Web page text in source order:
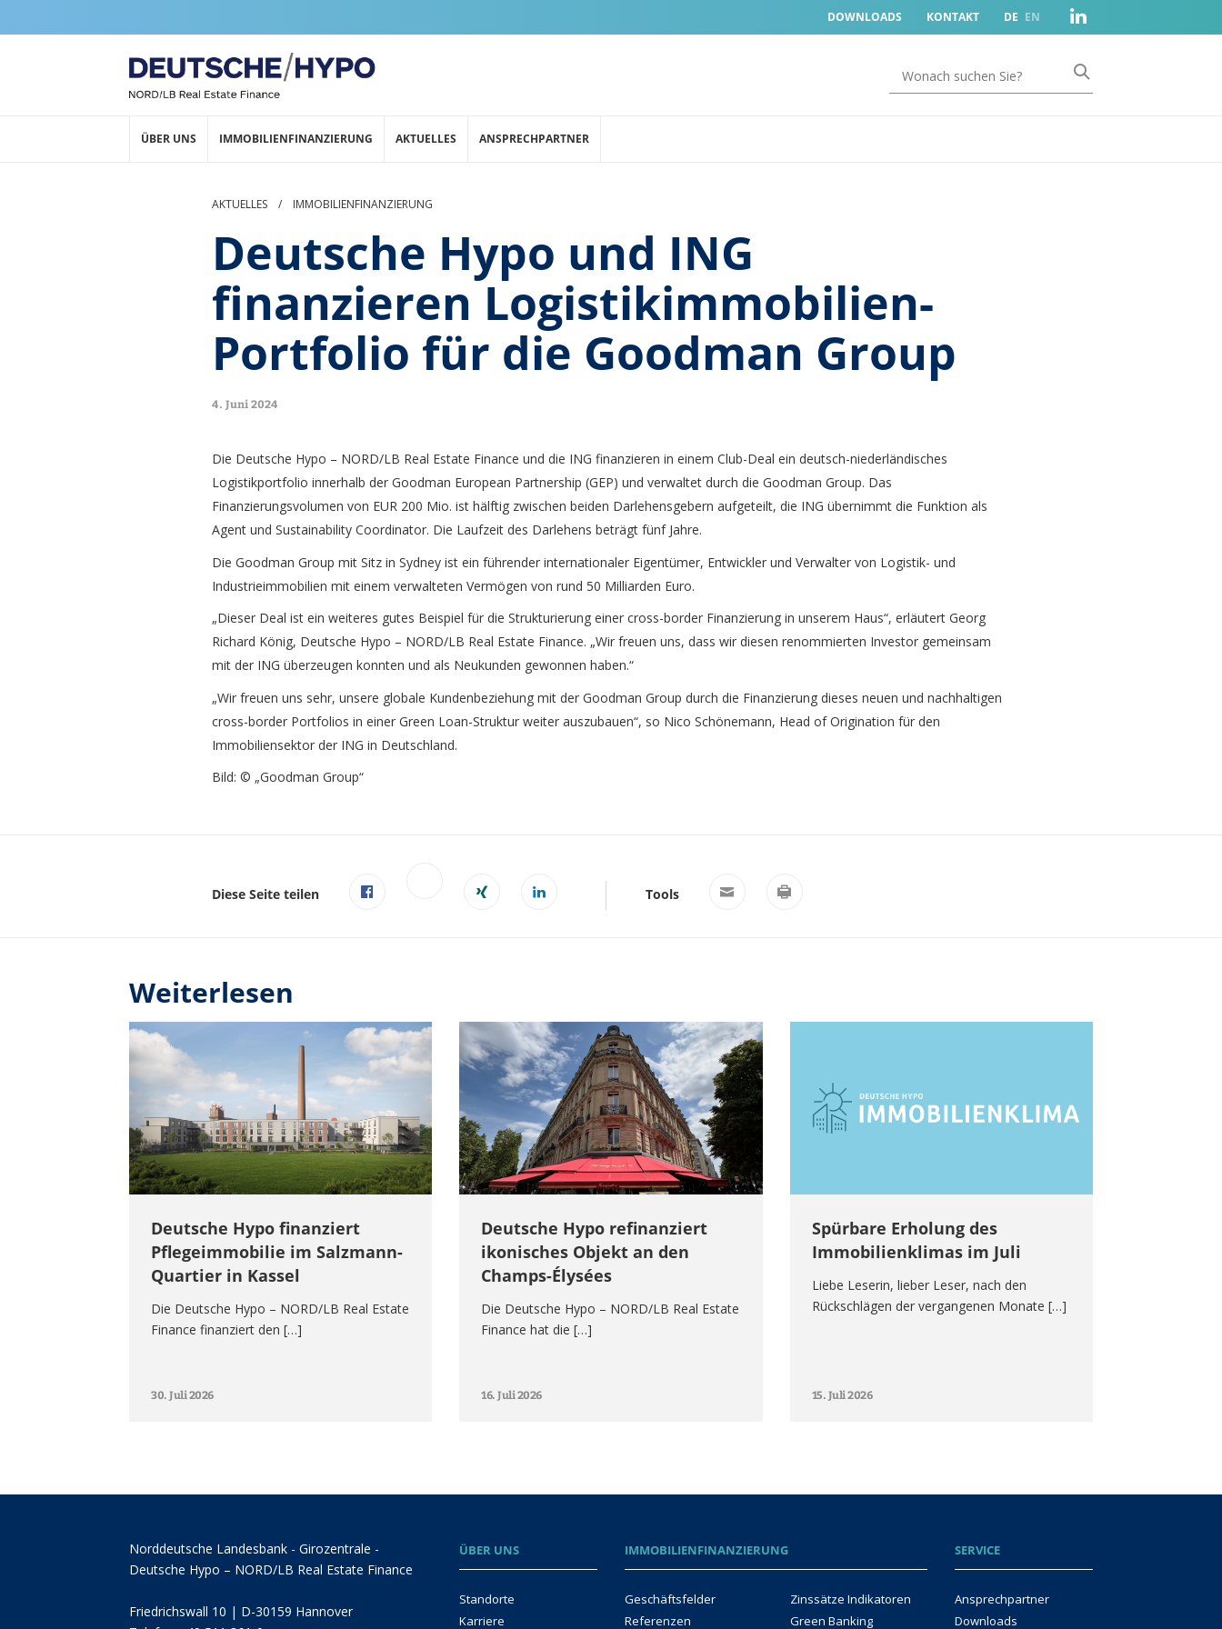
DOWNLOADS KONTAKT DE EN
ÜBER UNS IMMOBILIENFINANZIERUNG AKTUELLES ANSPRECHPARTNER
AKTUELLES / IMMOBILIENFINANZIERUNG
Deutsche Hypo und ING
finanzieren Logistikimmobilien-
Portfolio für die Goodman Group
4. Juni 2024
Die Deutsche Hypo – NORD/LB Real Estate Finance und die ING finanzieren in einem Club-Deal ein deutsch-niederländisches
Logistikportfolio innerhalb der Goodman European Partnership (GEP) und verwaltet durch die Goodman Group. Das
Finanzierungsvolumen von EUR 200 Mio. ist hälftig zwischen beiden Darlehensgebern aufgeteilt, die ING übernimmt die Funktion als
Agent und Sustainability Coordinator. Die Laufzeit des Darlehens beträgt fünf Jahre.
Die Goodman Group mit Sitz in Sydney ist ein führender internationaler Eigentümer, Entwickler und Verwalter von Logistik- und
Industrieimmobilien mit einem verwalteten Vermögen von rund 50 Milliarden Euro.
„Dieser Deal ist ein weiteres gutes Beispiel für die Strukturierung einer cross-border Finanzierung in unserem Haus“, erläutert Georg
Richard König, Deutsche Hypo – NORD/LB Real Estate Finance. „Wir freuen uns, dass wir diesen renommierten Investor gemeinsam
mit der ING überzeugen konnten und als Neukunden gewonnen haben.“
„Wir freuen uns sehr, unsere globale Kundenbeziehung mit der Goodman Group durch die Finanzierung dieses neuen und nachhaltigen
cross-border Portfolios in einer Green Loan-Struktur weiter auszubauen“, so Nico Schönemann, Head of Origination für den
Immobiliensektor der ING in Deutschland.
Bild: © „Goodman Group“
Diese Seite teilen Tools
Weiterlesen
Deutsche Hypo finanziert
Pflegeimmobilie im Salzmann-
Quartier in Kassel
Die Deutsche Hypo – NORD/LB Real Estate
Finance finanziert den […]
30. Juli 2026
Deutsche Hypo refinanziert
ikonisches Objekt an den
Champs-Élysées
Die Deutsche Hypo – NORD/LB Real Estate
Finance hat die […]
16. Juli 2026
Spürbare Erholung des
Immobilienklimas im Juli
Liebe Leserin, lieber Leser, nach den
Rückschlägen der vergangenen Monate […]
15. Juli 2026
Norddeutsche Landesbank - Girozentrale -
Deutsche Hypo – NORD/LB Real Estate Finance
Friedrichswall 10 | D-30159 Hannover
ÜBER UNS
Standorte
Karriere
IMMOBILIENFINANZIERUNG
Geschäftsfelder
Referenzen
Zinssätze Indikatoren
Green Banking
SERVICE
Ansprechpartner
Downloads